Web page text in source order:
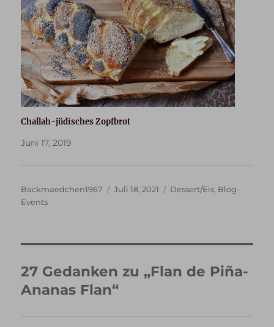
Challah-jüdisches Zopfbrot
Juni 17, 2019
Autor
Backmaedchen1967
Veröffentlicht
Juli 18, 2021 Kategorien
Dessert/Eis, Blog-
Events
27 Gedanken zu „Flan de Piña-
Ananas Flan“